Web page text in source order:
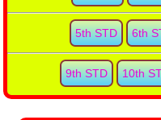
5th STD 6th
9th STD 10th